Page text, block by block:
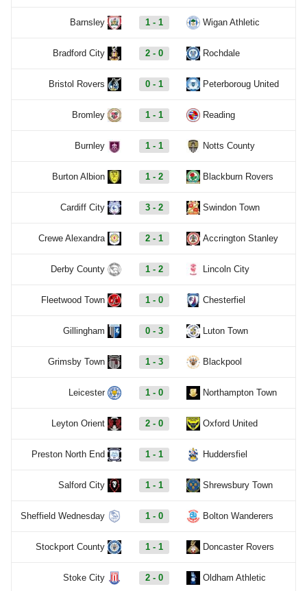
Barnsley 1 - 1 Wigan Athletic
Bradford City 2 - 0 Rochdale
Bristol Rovers 0 - 1 Peterboroug United
Bromley 1 - 1 Reading
Burnley 1 - 1 Notts County
Burton Albion 1 - 2 Blackburn Rovers
Cardiff City 3 - 2 Swindon Town
Crewe Alexandra 2 - 1 Accrington Stanley
Derby County 1 - 2 Lincoln City
Fleetwood Town 1 - 0 Chesterfiel
Gillingham 0 - 3 Luton Town
Grimsby Town 1 - 3 Blackpool
Leicester 1 - 0 Northampton Town
Leyton Orient 2 - 0 Oxford United
Preston North End 1 - 1 Huddersfiel
Salford City 1 - 1 Shrewsbury Town
Sheffield Wednesday 1 - 0 Bolton Wanderers
Stockport County 1 - 1 Doncaster Rovers
Stoke City 2 - 0 Oldham Athletic